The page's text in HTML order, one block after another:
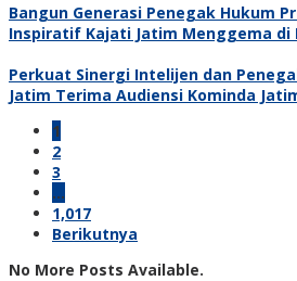
Bangun Generasi Penegak Hukum
Inspiratif Kajati Jatim Menggema di
Perkuat Sinergi Intelijen dan
Jatim Terima Audiensi Kominda
1
2
3
…
1,017
Berikutnya
No More Posts Available.